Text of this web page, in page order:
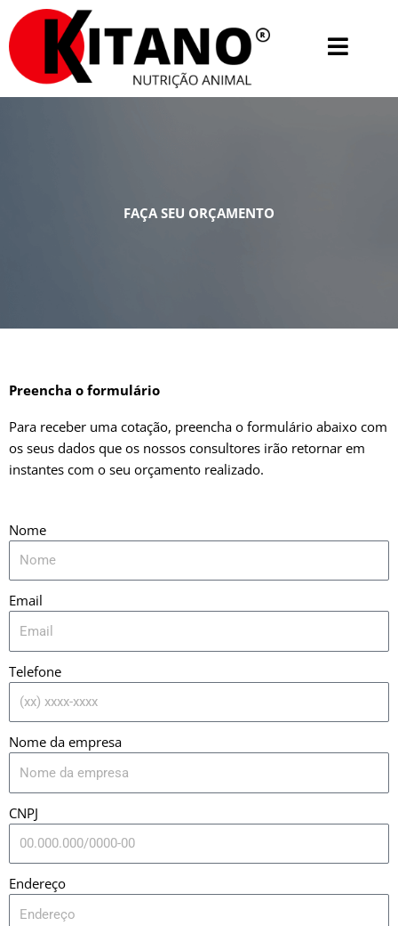
para
conteúdo
FAÇA SEU ORÇAMENTO
Preencha o formulário
Para receber uma cotação, preencha o formulário abaixo com
os seus dados que os nossos consultores irão retornar em
instantes com o seu orçamento realizado.
Nome
Email
Telefone
Nome da empresa
CNPJ
Endereço